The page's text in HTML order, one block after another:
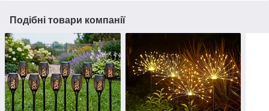
Подібні товари компанії